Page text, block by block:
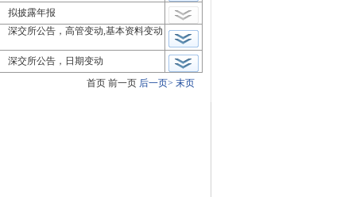
拟披露年报
深交所公告，高管变动,基本资料变动
深交所公告，日期变动
首页 前一页 后一页> 末页